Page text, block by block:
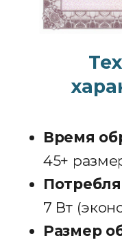
личной
общие
спортивных
Мокрая обувь
Заказать за